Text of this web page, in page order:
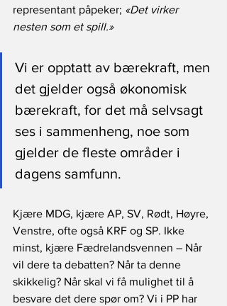
representant påpeker; «Det virker
nesten som et spill.»
Vi er opptatt av bærekraft, men
det gjelder også økonomisk
bærekraft, for det må selvsagt
ses i sammenheng, noe som
gjelder de fleste områder i
dagens samfunn.
Kjære MDG, kjære AP, SV, Rødt, Høyre,
Venstre, ofte også KRF og SP. Ikke
minst, kjære Fædrelandsvennen – Når
vil dere ta debatten? Når ta denne
skikkelig? Når skal vi få mulighet til å
besvare det dere spør om? Vi i PP har